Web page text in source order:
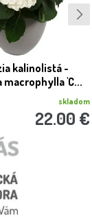
kalinolistá -
macrophylla 'C...
skladom
22.00 €